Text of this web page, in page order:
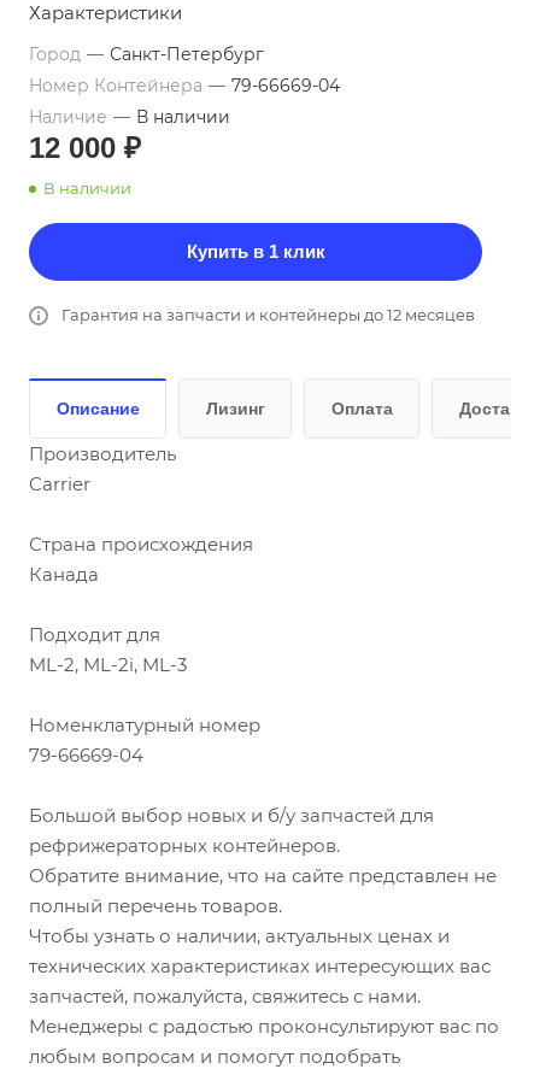
Характеристики
Город — Санкт-Петербург
Номер Контейнера — 79-66669-04
Наличие — В наличии
12 000 ₽
В наличии
Купить в 1 клик
Гарантия на запчасти и контейнеры до 12 месяцев
Описание Лизинг Оплата Доставка
Производитель
Carrier
Страна происхождения
Канада
Подходит для
ML-2, ML-2i, ML-3
Номенклатурный номер
79-66669-04
Большой выбор новых и б/у запчастей для
рефрижераторных контейнеров.
Обратите внимание, что на сайте представлен не
полный перечень товаров.
Чтобы узнать о наличии, актуальных ценах и
технических характеристиках интересующих вас
запчастей, пожалуйста, свяжитесь с нами.
Менеджеры с радостью проконсультируют вас по
любым вопросам и помогут подобрать